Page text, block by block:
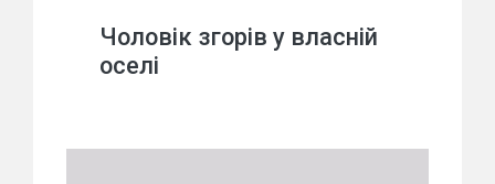
Чоловік згорів у власній
оселі